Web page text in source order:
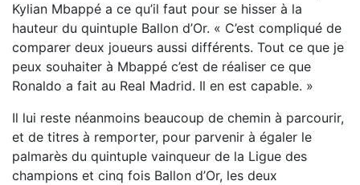
Kylian Mbappé a ce qu’il faut pour se hisser à la
hauteur du quintuple Ballon d’Or. « C’est compliqué de
comparer deux joueurs aussi différents. Tout ce que je
peux souhaiter à Mbappé c’est de réaliser ce que
Ronaldo a fait au Real Madrid. Il en est capable. »
Il lui reste néanmoins beaucoup de chemin à parcourir,
et de titres à remporter, pour parvenir à égaler le
palmarès du quintuple vainqueur de la Ligue des
champions et cinq fois Ballon d’Or, les deux